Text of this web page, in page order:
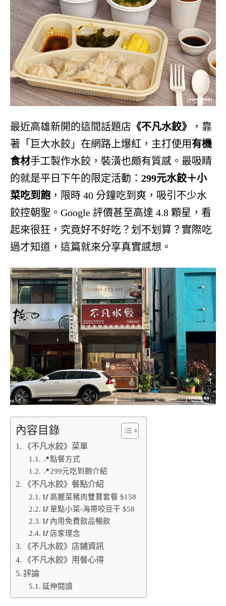
最近高雄新開的這間話題店 《不凡水餃》
，靠
著「巨大水餃」在網路上爆紅，主打使用有機
食材手工製作水餃，裝潢也頗有質感。最吸睛
的就是平日下午的限定活動： 299元水餃＋小
菜吃到飽 ，限時 40 分鐘吃到爽，吸引不少水
餃控朝聖。Google 評價甚至高達 4.8 顆星，看
起來很狂，究竟好不好吃？划不划算？實際吃
過才知道，這篇就來分享真實感想。
內容目錄
《不凡水餃》菜單
📍點餐方式
📍299元吃到飽介紹
《不凡水餃》餐點介紹
🥢高麗菜豬肉雙寶套餐 $158
🥢單點小菜-海帶咬豆干 $58
🥢內用免費飲品暢飲
🥢店家理念
《不凡水餃》店鋪資訊
《不凡水餃》用餐心得
評論
延伸閱讀